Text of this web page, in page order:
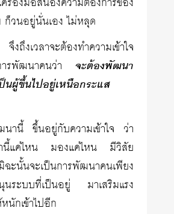
ก็วนอยู่นั่นเอง ไม่หลุด
งถึงเวลาจะต้องทำความเข้าใจ
ารพัฒนาคนว่า จะต้องพัฒนา
นผู้ขึ้นไปอยู่เหนือกระแส
นานี้ ขึ้นอยู่กับความเข้าใจ ว่า
คำนี้แค่ไหน มองแค่ไหน มีวิสัย
ะนั้นจะเป็นการพัฒนาคนเพียง
นระบบที่เป็นอยู่ มาเสริมแรง
นักเข้าไปอีก